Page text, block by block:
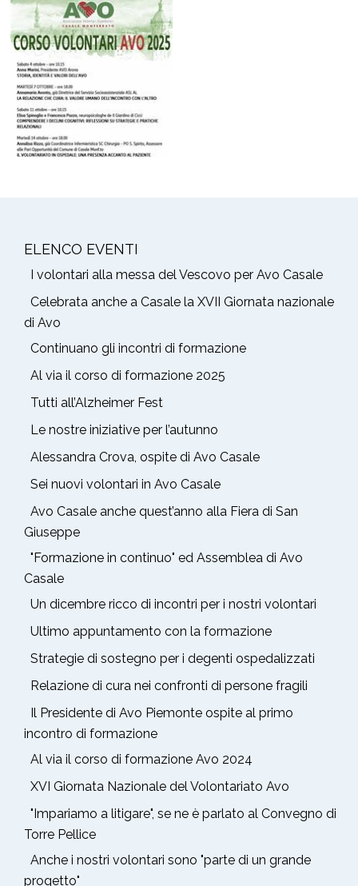
ELENCO EVENTI
I volontari alla messa del Vescovo per Avo Casale
Celebrata anche a Casale la XVII Giornata nazionale
di Avo
Continuano gli incontri di formazione
Al via il corso di formazione 2025
Tutti all’Alzheimer Fest
Le nostre iniziative per l’autunno
Alessandra Crova, ospite di Avo Casale
Sei nuovi volontari in Avo Casale
Avo Casale anche quest’anno alla Fiera di San
Giuseppe
"Formazione in continuo" ed Assemblea di Avo
Casale
Un dicembre ricco di incontri per i nostri volontari
Ultimo appuntamento con la formazione
Strategie di sostegno per i degenti ospedalizzati
Relazione di cura nei confronti di persone fragili
Il Presidente di Avo Piemonte ospite al primo
incontro di formazione
Al via il corso di formazione Avo 2024
XVI Giornata Nazionale del Volontariato Avo
"Impariamo a litigare", se ne è parlato al Convegno di
Torre Pellice
Anche i nostri volontari sono "parte di un grande
progetto"